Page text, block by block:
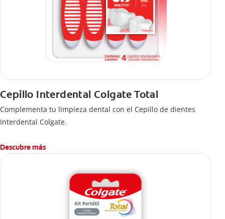
Cepillo Interdental Colgate Total
Complementa tu limpieza dental con el Cepillo de dientes
Interdental Colgate.
Descubre más